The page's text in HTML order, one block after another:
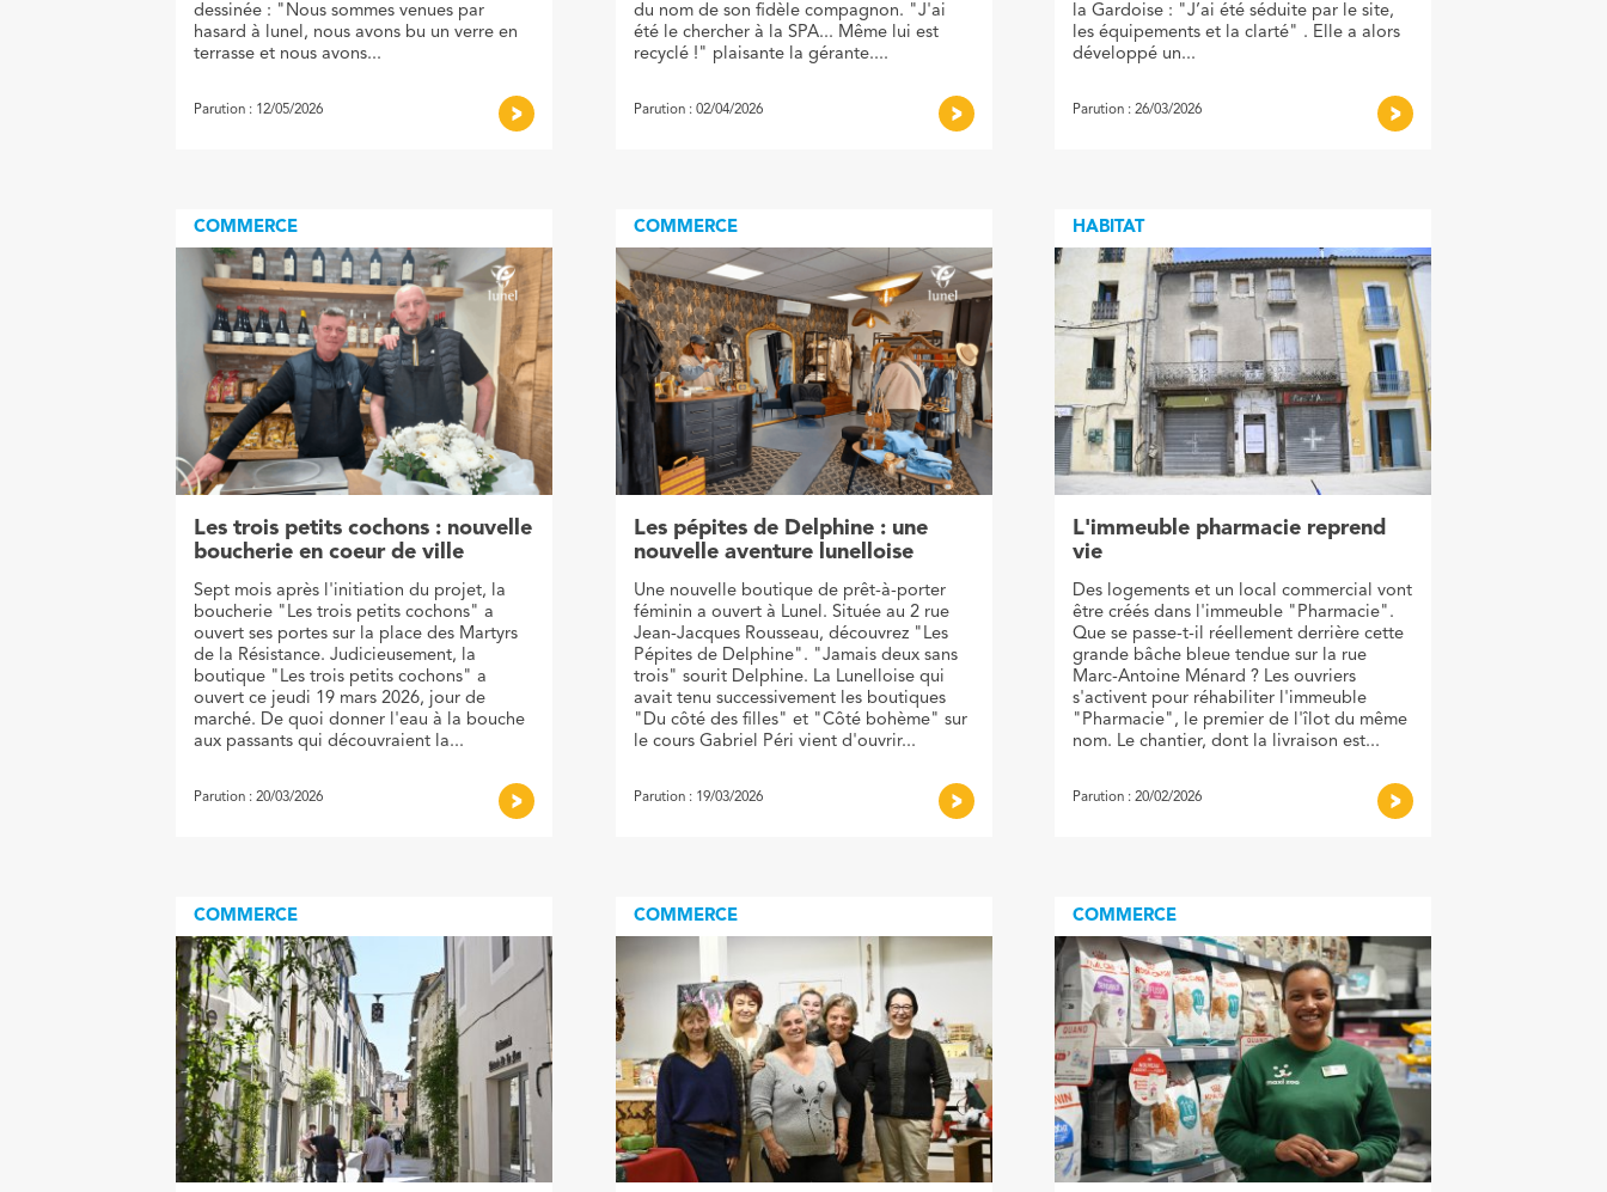
dessinée : "Nous sommes venues par
hasard à lunel, nous avons bu un verre en
terrasse et nous avons...
Parution : 12/05/2026
du nom de son fidèle compagnon. "J'ai
été le chercher à la SPA... Même lui est
recyclé !" plaisante la gérante....
Parution : 02/04/2026
la Gardoise : "J’ai été séduite par le site,
les équipements et la clarté" . Elle a alors
développé un...
Parution : 26/03/2026
COMMERCE
Les trois petits cochons : nouvelle
boucherie en coeur de ville
Sept mois après l'initiation du projet, la
boucherie "Les trois petits cochons" a
ouvert ses portes sur la place des Martyrs
de la Résistance. Judicieusement, la
boutique "Les trois petits cochons" a
ouvert ce jeudi 19 mars 2026, jour de
marché. De quoi donner l'eau à la bouche
aux passants qui découvraient la...
Parution : 20/03/2026
COMMERCE
Les pépites de Delphine : une
nouvelle aventure lunelloise
Une nouvelle boutique de prêt-à-porter
féminin a ouvert à Lunel. Située au 2 rue
Jean-Jacques Rousseau, découvrez "Les
Pépites de Delphine". "Jamais deux sans
trois" sourit Delphine. La Lunelloise qui
avait tenu successivement les boutiques
"Du côté des filles" et "Côté bohème" sur
le cours Gabriel Péri vient d'ouvrir...
Parution : 19/03/2026
HABITAT
L'immeuble pharmacie reprend
vie
Des logements et un local commercial vont
être créés dans l'immeuble "Pharmacie".
Que se passe-t-il réellement derrière cette
grande bâche bleue tendue sur la rue
Marc-Antoine Ménard ? Les ouvriers
s'activent pour réhabiliter l'immeuble
"Pharmacie", le premier de l'îlot du même
nom. Le chantier, dont la livraison est...
Parution : 20/02/2026
COMMERCE COMMERCE COMMERCE